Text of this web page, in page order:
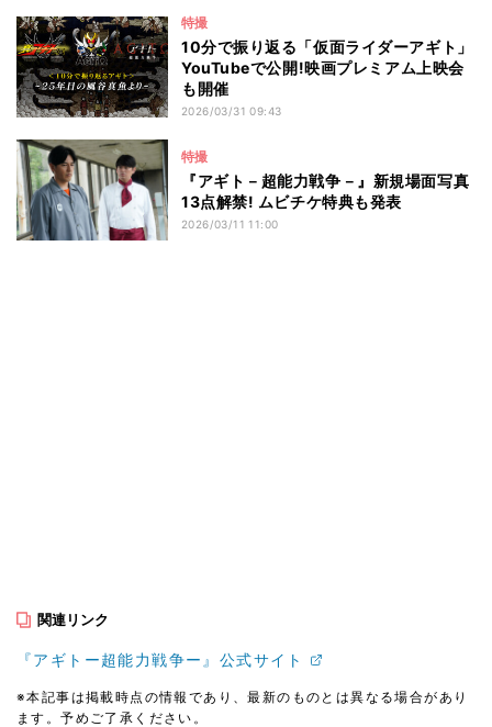
特撮
10分で振り返る「仮面ライダーアギト」
YouTubeで公開!映画プレミアム上映会
も開催
2026/03/31 09:43
特撮
『アギト－超能力戦争－』新規場面写真
13点解禁! ムビチケ特典も発表
2026/03/11 11:00
関連リンク
『アギトー超能力戦争ー』公式サイト
※本記事は掲載時点の情報であり、最新のものとは異なる場合があり
ます。予めご了承ください。